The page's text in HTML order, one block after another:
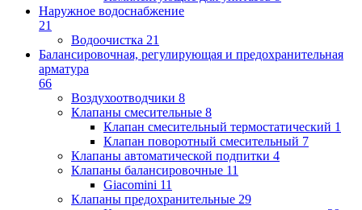
Наружное водоснабжение
21
Водоочистка 21
Балансировочная, регулирующая и предохранительная
арматура
66
Воздухоотводчики 8
Клапаны cмесительные 8
Клапан cмесительный термостатический 1
Клапан поворотный cмесительный 7
Клапаны автоматической подпитки 4
Клапаны балансировочные 11
Giacomini 11
Клапаны предохранительные 29